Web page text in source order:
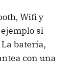
Wifi y
si
batería,
con una